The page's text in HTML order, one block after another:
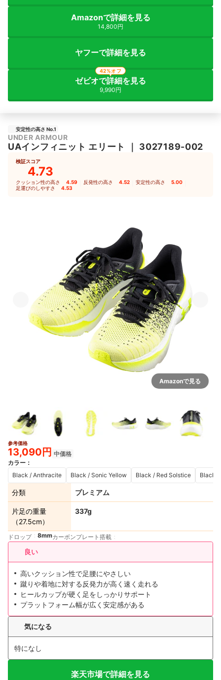
Amazonで詳細を見る
14,800円
ヤフーで詳細を見る
ゼビオで詳細を見る
9,990円
42%オフ
安定性の高さ No.1
UNDER ARMOUR
UAインフィニット エリート ｜ 3027189-002
検証スコア
4.73
クッション性の高さ 4.59 反発性の高さ 4.52 安定性の高さ 5.00
足運びのしやすさ 4.53
Amazonで見る
参考価格
13,090円 中価格
カラー ：
Black / Anthracite
Black / Sonic Yellow Black / Red Solstice Black /
分類 プレミアム
片足の重量
（27.5cm）
337g
ドロップ 8mmカーボンプレート搭載
良い
高いクッション性で足腰にやさしい
蹴りや着地に対する反発力が高く速く走れる
ヒールカップが硬く足をしっかりサポート
プラットフォーム幅が広く安定感がある
気になる
特になし
楽天市場で詳細を見る